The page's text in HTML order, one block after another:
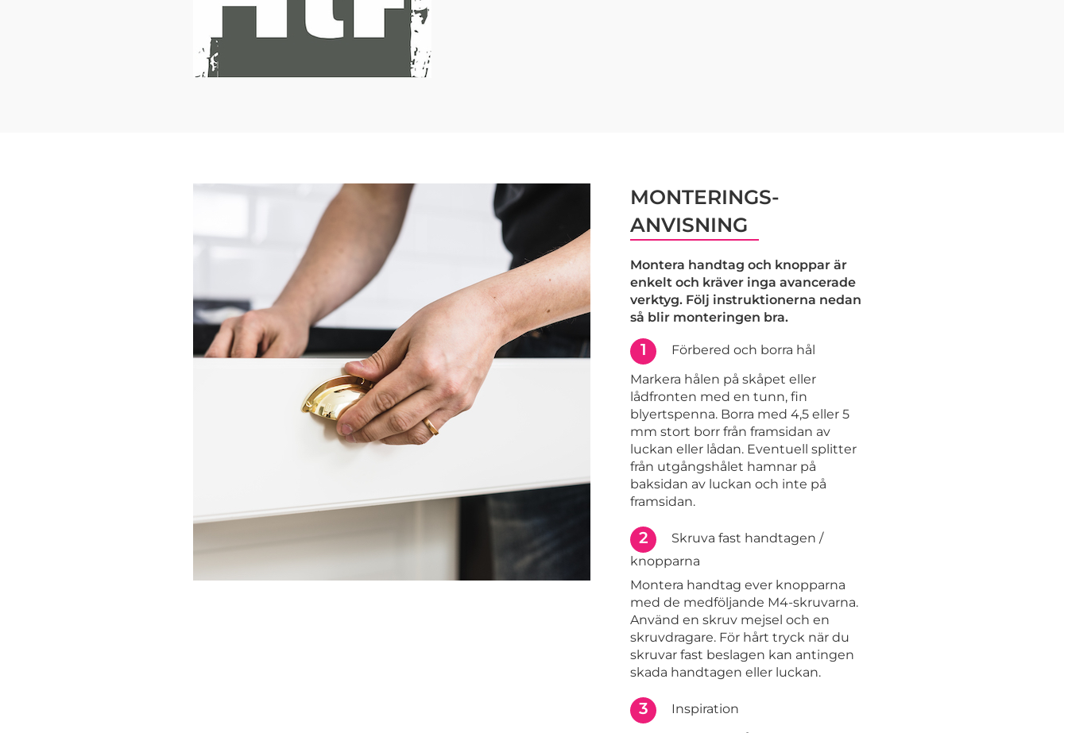
MONTERINGS-
ANVISNING
Montera handtag och knoppar är
enkelt och kräver inga avancerade
verktyg. Följ instruktionerna nedan
så blir monteringen bra.
1
Förbered och borra hål
Markera hålen på skåpet eller
lådfronten med en tunn, fin
blyertspenna. Borra med 4,5 eller 5
mm stort borr från framsidan av
luckan eller lådan. Eventuell splitter
från utgångshålet hamnar på
baksidan av luckan och inte på
framsidan.
2
Skruva fast handtagen /
knopparna
Montera handtag ever knopparna
med de medföljande M4-skruvarna.
Använd en skruv mejsel och en
skruvdragare. För hårt tryck när du
skruvar fast beslagen kan antingen
skada handtagen eller luckan.
3
Inspiration